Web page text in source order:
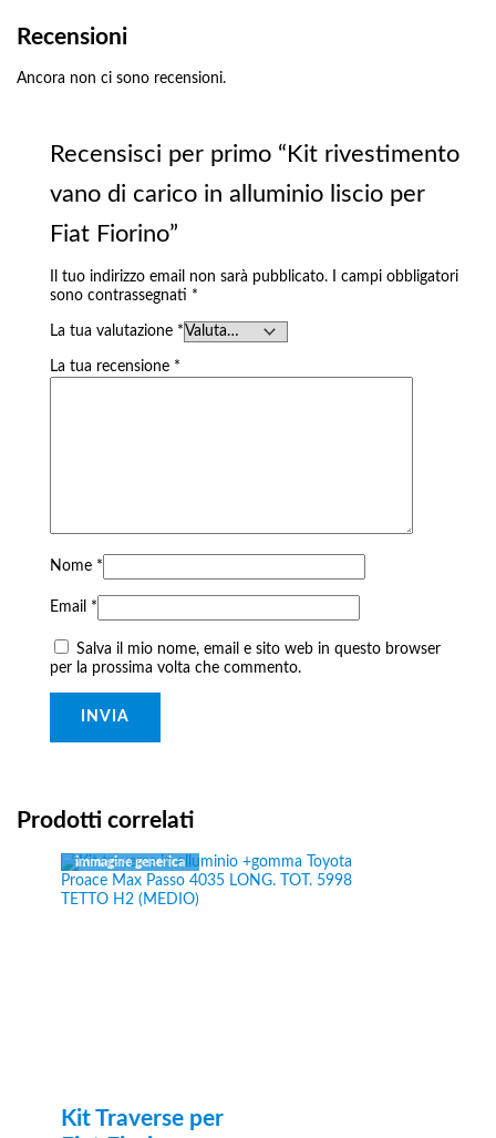
Recensioni
Ancora non ci sono recensioni.
Recensisci per primo “Kit rivestimento
vano di carico in alluminio liscio per
Fiat Fiorino”
Il tuo indirizzo email non sarà pubblicato.
I campi obbligatori
sono contrassegnati *
La tua valutazione *
La tua recensione *
Nome *
Email *
Salva il mio nome, email e sito web in questo browser
per la prossima volta che commento.
Prodotti correlati
Kit Traverse per